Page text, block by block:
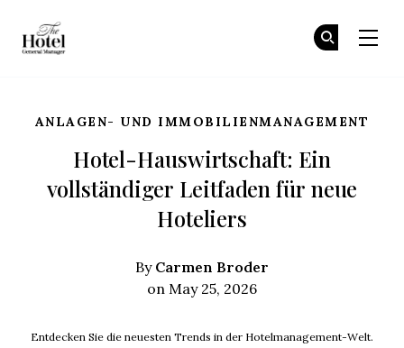
ANLAGEN- UND IMMOBILIENMANAGEMENT
Hotel-Hauswirtschaft: Ein
vollständiger Leitfaden für neue
Hoteliers
ByCarmen Broder
on May 25, 2026
Entdecken Sie die neuesten Trends in der Hotelmanagement-Welt.